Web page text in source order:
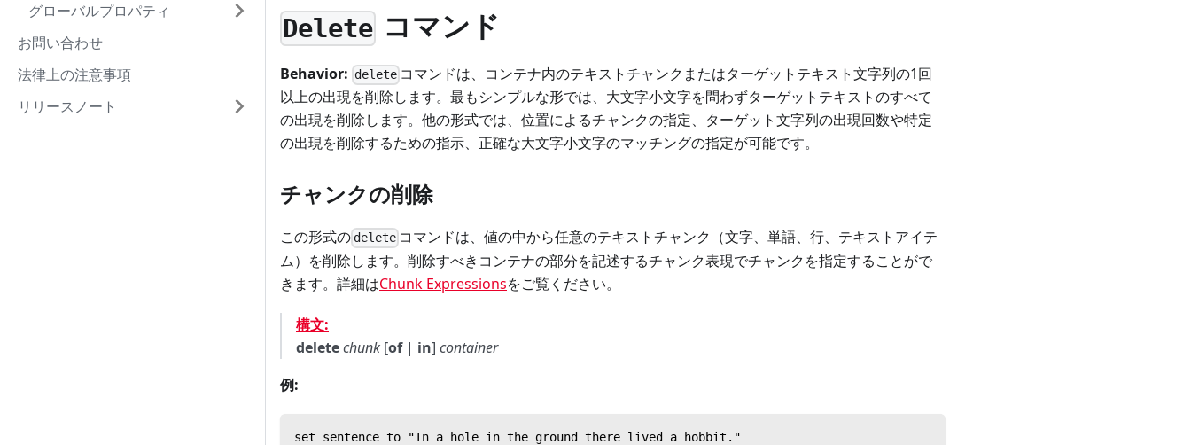
グローバルプロパティ
お問い合わせ
法律上の注意事項
リリースノート
Delete コマンド
Behavior: delete コマンドは、コンテナ内のテキストチャンクまたはターゲットテキスト文字列の1回
以上の出現を削除します。最もシンプルな形では、大文字小文字を問わずターゲットテキストのすべて
の出現を削除します。他の形式では、位置によるチャンクの指定、ターゲット文字列の出現回数や特定
の出現を削除するための指示、正確な大文字小文字のマッチングの指定が可能です。
チャンクの削除
この形式の delete コマンドは、値の中から任意のテキストチャンク（文字、単語、行、テキストアイテ
ム）を削除します。削除すべきコンテナの部分を記述するチャンク表現でチャンクを指定することがで
きます。詳細はChunk Expressionsをご覧ください。
構文:
deletechunk [of| in] container
例:
set sentence to "In a hole in the ground there lived a hobbit."